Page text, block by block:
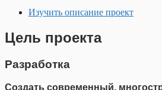
Изучить описание проект
Цель проекта
Разработка
Создать современный,